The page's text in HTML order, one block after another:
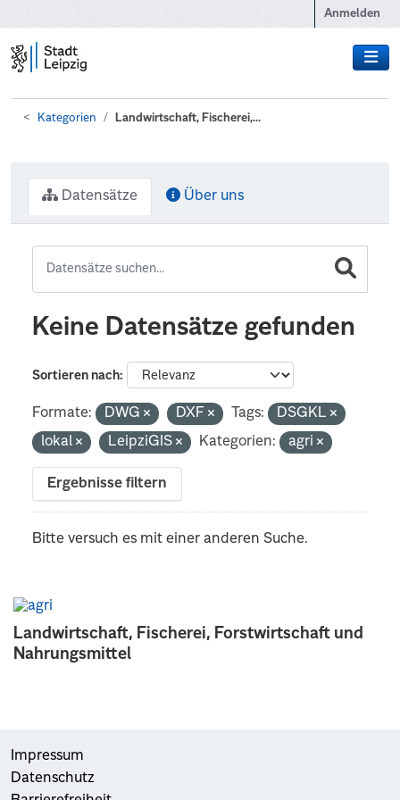
Anmelden
Kategorien Landwirtschaft, Fischerei,...
Landwirtschaft, Fischerei, Forstwirtschaft und
Nahrungsmittel
Datensätze Über uns
Keine Datensätze gefunden
Sortieren nach
Formate: DWG DXF Tags:
DSGKL
lokal
LeipziGIS Kategorien: agri
Ergebnisse filtern
Bitte versuch es mit einer anderen Suche.
Impressum
Datenschutz